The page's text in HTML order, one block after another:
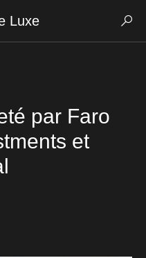
Luxe
par Faro
et